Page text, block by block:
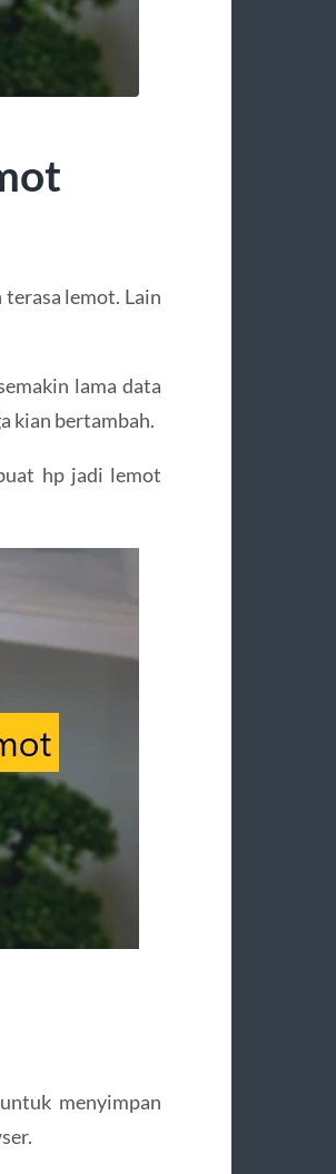
terasa lemot. Lain
lama data
kian bertambah.
hp jadi lemot
menyimpan